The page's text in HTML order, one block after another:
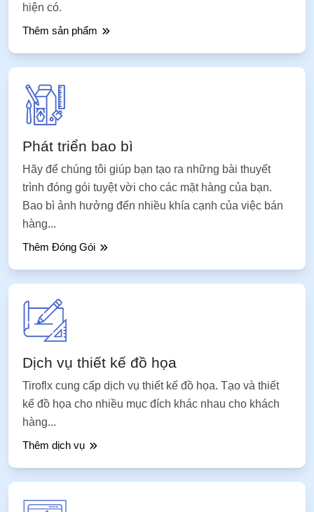
hiện có.
Thêm sản phẩm
Phát triển bao bì
Hãy để chúng tôi giúp bạn tạo ra những bài thuyết
trình đóng gói tuyệt vời cho các mặt hàng của bạn.
Bao bì ảnh hưởng đến nhiều khía cạnh của việc bán
hàng...
Thêm Đóng Gói
Dịch vụ thiết kế đồ họa
Tiroflx cung cấp dịch vụ thiết kế đồ họa. Tạo và thiết
kế đồ họa cho nhiều mục đích khác nhau cho khách
hàng...
Thêm dịch vụ